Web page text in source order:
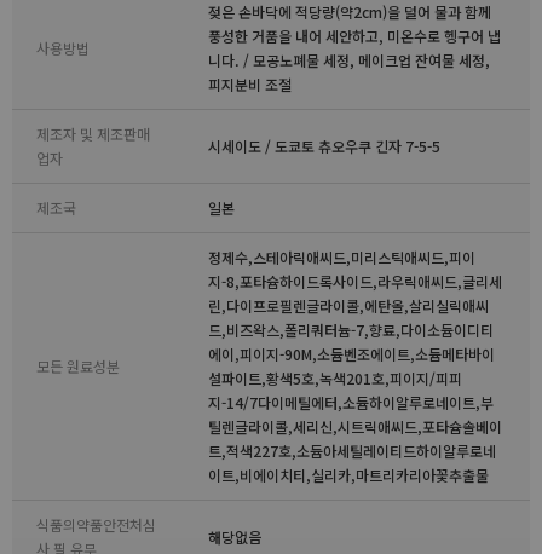
사용방법
젖은 손바닥에 적당량(약2cm)을 덜어 물과 함께
풍성한 거품을 내어 세안하고, 미온수로 헹구어 냅
니다. / 모공노폐물 세정, 메이크업 잔여물 세정,
피지분비 조절
제조자 및 제조판매
업자
시세이도 / 도쿄토 츄오우쿠 긴자 7-5-5
제조국 일본
모든 원료성분
정제수,스테아릭애씨드,미리스틱애씨드,피이
지-8,포타슘하이드록사이드,라우릭애씨드,글리세
린,다이프로필렌글라이콜,에탄올,살리실릭애씨
드,비즈왁스,폴리쿼터늄-7,향료,다이소듐이디티
에이,피이지-90M,소듐벤조에이트,소듐메타바이
설파이트,황색5호,녹색201호,피이지/피피
지-14/7다이메틸에터,소듐하이알루로네이트,부
틸렌글라이콜,세리신,시트릭애씨드,포타슘솔베이
트,적색227호,소듐아세틸레이티드하이알루로네
이트,비에이치티,실리카,마트리카리아꽃추출물
식품의약품안전처심
사 필 유무
해당없음